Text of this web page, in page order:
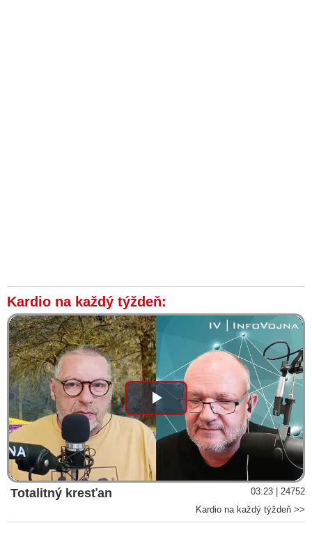
Kardio na každý týždeň:
Play
Video
Totalitný kresťan
03:23 | 24752
Kardio na každý týždeň >>